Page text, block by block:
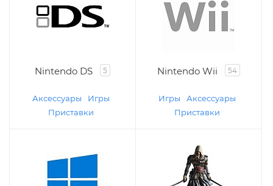
Nintendo DS 5
Аксессуары
Игры
Приставки
Nintendo Wii 54
Игры
Аксессуары
Приставки